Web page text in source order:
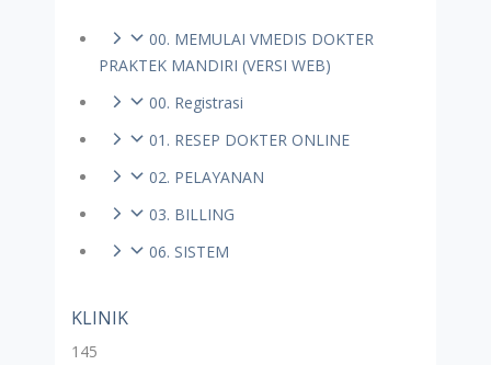
00. MEMULAI VMEDIS DOKTER
PRAKTEK MANDIRI (VERSI WEB)
00. Registrasi
01. RESEP DOKTER ONLINE
02. PELAYANAN
03. BILLING
06. SISTEM
KLINIK
145